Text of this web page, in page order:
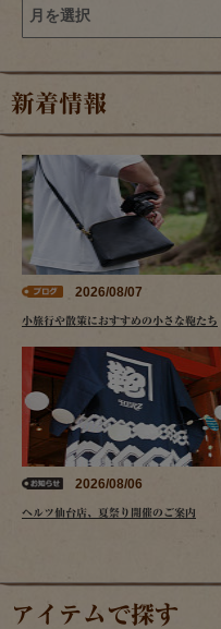
新着情報
2026/08/07
小旅行や散策におすすめの小さな鞄たち
2026/08/06
ヘルツ仙台店、夏祭り開催のご案内
アイテムで探す